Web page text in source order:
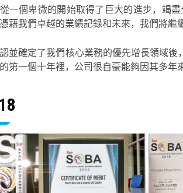
一個卑微的開始取得了巨大的進步，竭
藉我們卓越的業績記錄和未來，我們將
並確定了我們核心業務的優先增長領域
第一個十年裡，公司很自豪能夠因其多年